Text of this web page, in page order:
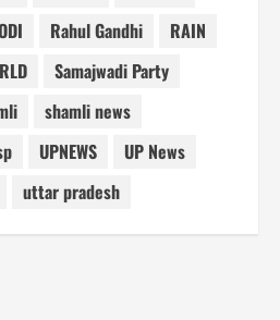
Rahul Gandhi
RAIN
RLD
Samajwadi Party
shamli news
UPNEWS
UP News
uttar pradesh